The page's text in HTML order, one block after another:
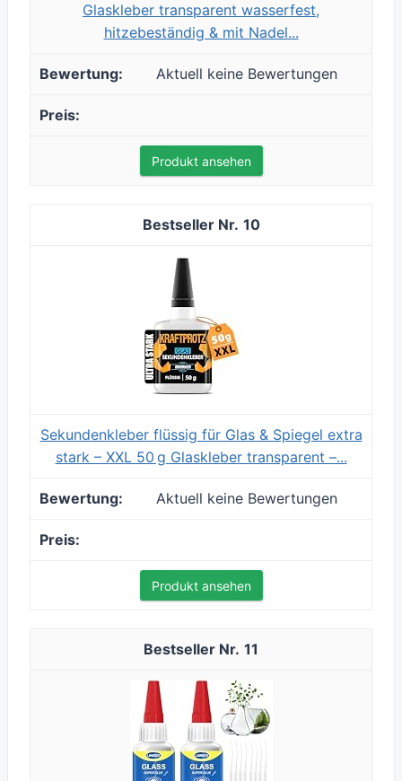
Glaskleber transparent wasserfest,
hitzebeständig & mit Nadel...
Aktuell keine Bewertungen
Produkt ansehen
10
Sekundenkleber flüssig für Glas & Spiegel extra
stark – XXL 50 g Glaskleber transparent –...
Aktuell keine Bewertungen
Produkt ansehen
11